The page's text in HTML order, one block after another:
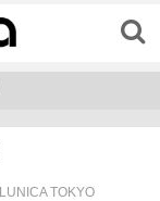
LUNICA TOKYO